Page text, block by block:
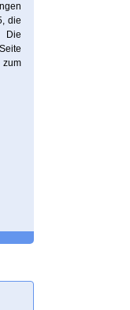
die
zum